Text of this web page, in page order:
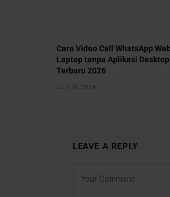
Cara Video Call WhatsApp
Laptop tanpa Aplikasi Desktop
Terbaru 2026
JULY 30, 2026
LEAVE A REPLY